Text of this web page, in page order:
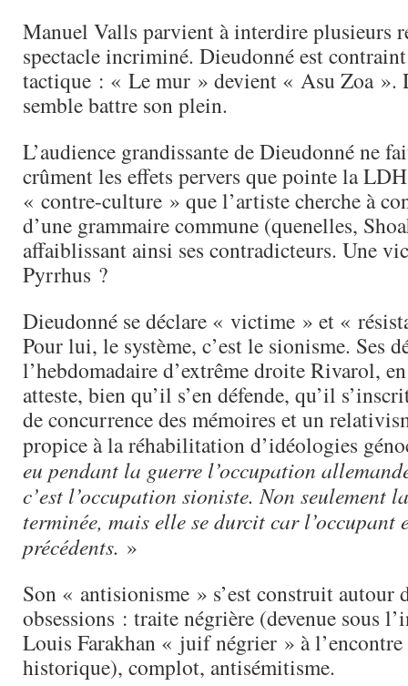
Manuel Valls parvient à interdire plusieurs
spectacle incriminé. Dieudonné est
tactique : « Le mur » devient « Asu Zoa ».
semble battre son plein.
L’audience grandissante de Dieudonné ne
crûment les effets pervers que pointe la
« contre-culture » que l’artiste cherche à
d’une grammaire commune (quenelles,
affaiblissant ainsi ses contradicteurs. Une
Pyrrhus ?
Dieudonné se déclare « victime » et «
Pour lui, le système, c’est le sionisme. Ses
l’hebdomadaire d’extrême droite Rivarol,
atteste, bien qu’il s’en défende, qu’il
de concurrence des mémoires et un
propice à la réhabilitation d’idéologies
eu pendant la guerre l’occupation
c’est l’occupation sioniste. Non seulement
terminée, mais elle se durcit car l’occupant
précédents. »
Son « antisionisme » s’est construit autour
obsessions : traite négrière (devenue sous
Louis Farakhan « juif négrier » à
historique), complot, antisémitisme.